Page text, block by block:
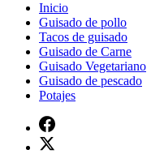
Inicio
Guisado de pollo
Tacos de guisado
Guisado de Carne
Guisado Vegetariano
Guisado de pescado
Potajes